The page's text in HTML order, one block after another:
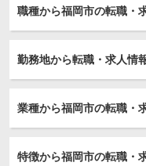
職種から福岡市の転職・
勤務地から転職・求人情
業種から福岡市の転職・
特徴から福岡市の転職・